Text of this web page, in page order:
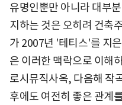
유명인뿐만 아니라 대부
지하는 것은 오히려 건축
가 2007년 '테티스'를 지
은 이러한 맥락으로 이해
로시뮤직사옥, 다음해 작
후에도 여전히 좋은 관계